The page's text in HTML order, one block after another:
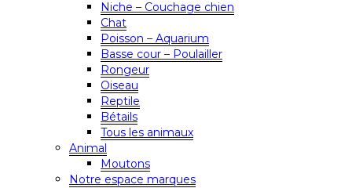
Niche – Couchage chien
Chat
Poisson – Aquarium
Basse cour – Poulailler
Rongeur
Oiseau
Reptile
Bétails
Tous les animaux
Animal
Moutons
Notre espace marques